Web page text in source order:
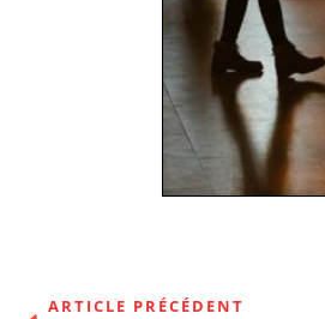
ARTICLE PRÉCÉDENT